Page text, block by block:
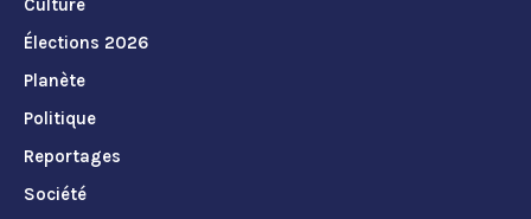
Culture
Élections 2026
Planète
Politique
Reportages
Société